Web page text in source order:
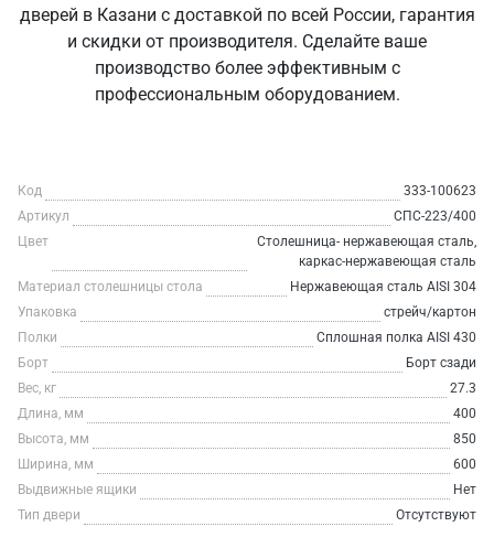
дверей в Казани с доставкой по всей России, гарантия
и скидки от производителя. Сделайте ваше
производство более эффективным с
профессиональным оборудованием.
Код
333-100623
Артикул
СПС-223/400
Цвет
Столешница- нержавеющая сталь,
каркас-нержавеющая сталь
Материал столешницы стола
Нержавеющая сталь AISI 304
Упаковка
стрейч/картон
Полки
Сплошная полка AISI 430
Борт
Борт сзади
Вес, кг
27.3
Длина, мм
400
Высота, мм
850
Ширина, мм
600
Выдвижные ящики
Нет
Тип двери
Отсутствуют